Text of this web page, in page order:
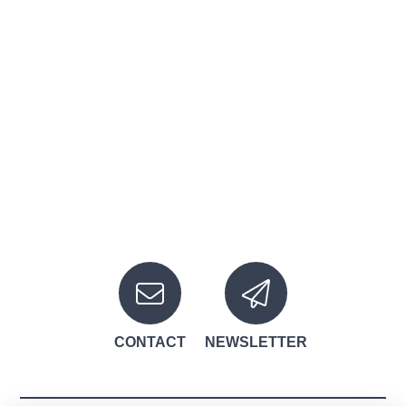
CONTACT NEWSLETTER